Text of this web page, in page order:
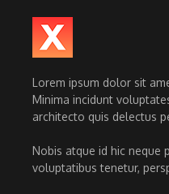
Lorem ipsum dolor sit
Minima incidunt
architecto quis delectus
Nobis atque id hic neque
voluptatibus tenetur,